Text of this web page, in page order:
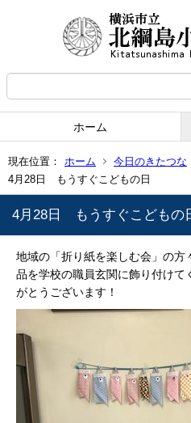
ホーム
現在位置： ホーム 今日のきたつな
4月28日 もうすぐこどもの日
4月28日 もうすぐこどもの
地域の「折り紙を楽しむ会」の
品を学校の職員玄関に飾り付けて
がとうございます！